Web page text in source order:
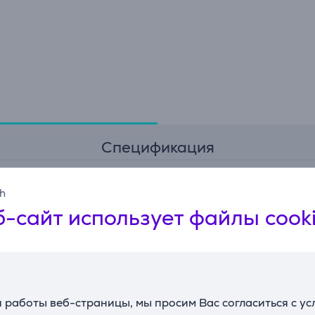
сайт использует файлы
веб-страницы, мы просим Вас согласиться с
Спецификация
Платформа
Xbox Series X